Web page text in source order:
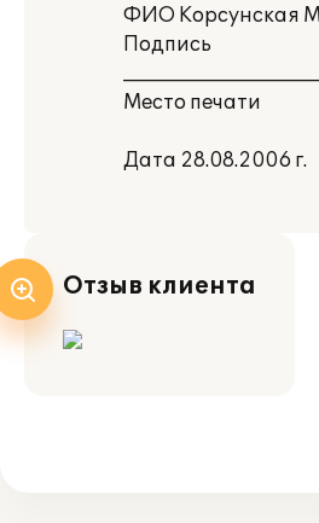
ФИО Корсунская
Подпись
Место печати
Дата 28.08.2006 г.
Отзыв клиента